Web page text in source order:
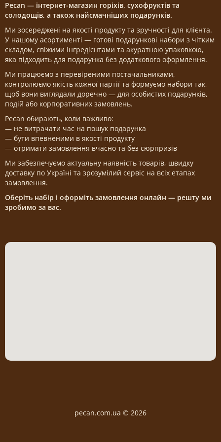
Pecan — інтернет-магазин горіхів, сухофруктів та
солодощів, а також найсмачніших подарунків.
Ми зосереджені на якості продукту та зручності для клієнта.
У нашому асортименті — готові подарункові набори з чітким
складом, свіжими інгредієнтами та акуратною упаковкою,
яка підходить для подарунка без додаткового оформлення.
Ми працюємо з перевіреними постачальниками,
контролюємо якість кожної партії та формуємо набори так,
щоб вони виглядали доречно — для особистих подарунків,
подій або корпоративних замовлень.
Pecan обирають, коли важливо:
— не витрачати час на пошук подарунка
— бути впевненими в якості продукту
— отримати замовлення вчасно та без сюрпризів
Ми забезпечуємо актуальну наявність товарів, швидку
доставку по Україні та зрозумілий сервіс на всіх етапах
замовлення.
Оберіть набір і оформіть замовлення онлайн — решту ми
зробимо за вас.
pecan.com.ua © 2026